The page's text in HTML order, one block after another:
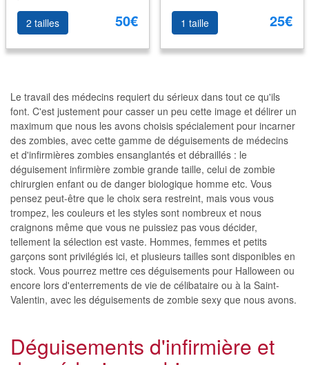
2 tailles 50€ 1 taille 25€
Le travail des médecins requiert du sérieux dans tout ce qu'ils
font. C'est justement pour casser un peu cette image et délirer un
maximum que nous les avons choisis spécialement pour incarner
des zombies, avec cette gamme de déguisements de médecins
et d'infirmières zombies ensanglantés et débraillés : le
déguisement infirmière zombie grande taille, celui de zombie
chirurgien enfant ou de danger biologique homme etc. Vous
pensez peut-être que le choix sera restreint, mais vous vous
trompez, les couleurs et les styles sont nombreux et nous
craignons même que vous ne puissiez pas vous décider,
tellement la sélection est vaste. Hommes, femmes et petits
garçons sont privilégiés ici, et plusieurs tailles sont disponibles en
stock. Vous pourrez mettre ces déguisements pour Halloween ou
encore lors d'enterrements de vie de célibataire ou à la Saint-
Valentin, avec les déguisements de zombie sexy que nous avons.
Déguisements d'infirmière et